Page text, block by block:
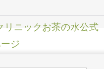
リニックお茶の水公式
ジ